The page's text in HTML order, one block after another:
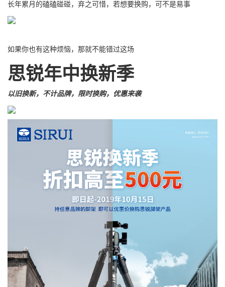
长年累月的磕磕碰碰，弃之可惜，若想要换购，可不是易事
如果你也有这种烦恼，那就不能错过这场
思锐年中换新季
以旧换新，不计品牌，限时换购，优惠来袭